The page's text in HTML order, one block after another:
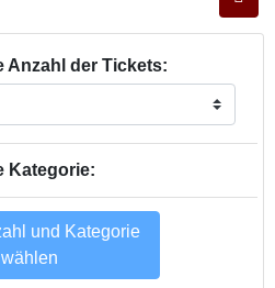
Anzahl der Tickets:
Kategorie:
und Kategorie
wählen